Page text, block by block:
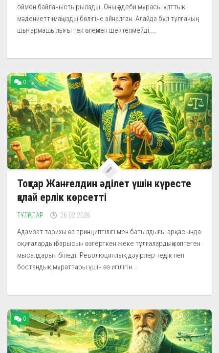
оймен байланыстырылады. Оның әдеби мұрасы ұлттық
мәдениеттің маңызды бөлігіне айналған. Алайда бұл тұлғаның
шығармашылығы тек өлеңмен шектелмейді....
0
Тоқтар Жанғелдин әділет үшін күресте
қалай ерлік көрсетті
ТҰЛҒАЛАР 26.02.2026
Адамзат тарихы өз принциптілігі мен батылдығы арқасында
оқиғалардың барысын өзгерткен жеке тұлғалардың көптеген
мысалдарын біледі. Революциялық дәуірлер теңдік пен
бостандық мұраттары үшін өз игілігін...
0